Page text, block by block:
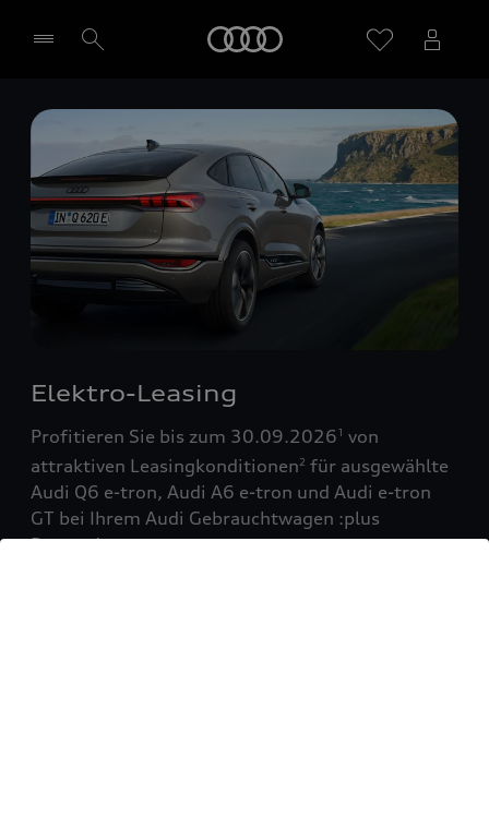
Händler wählen
Elektro-Leasing
Profitieren Sie bis zum 30.09.20261 von
attraktiven Leasingkonditionen2 für ausgewählte
Audi Q6 e-tron, Audi A6 e-tron und Audi e-tron
GT bei Ihrem Audi Gebrauchtwagen :plus
Partner!